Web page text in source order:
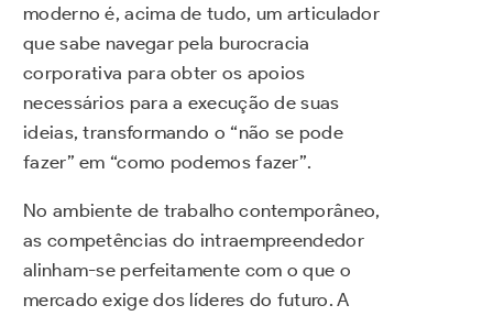
moderno é, acima de tudo, um articulador
que sabe navegar pela burocracia
corporativa para obter os apoios
necessários para a execução de suas
ideias, transformando o “não se pode
fazer” em “como podemos fazer”.
No ambiente de trabalho contemporâneo,
as competências do intraempreendedor
alinham-se perfeitamente com o que o
mercado exige dos líderes do futuro. A